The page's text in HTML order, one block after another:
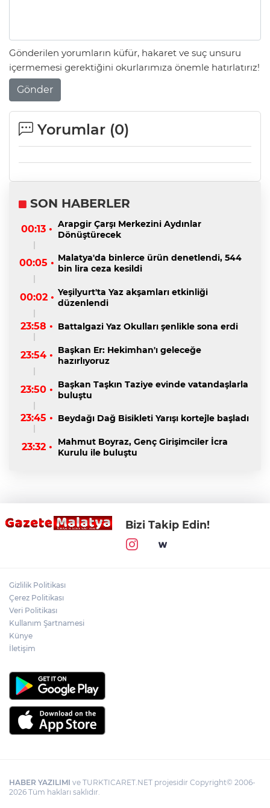
Gönderilen yorumların küfür, hakaret ve suç unsuru
içermemesi gerektiğini okurlarımıza önemle hatırlatırız!
Gönder
Yorumlar (0)
SON HABERLER
00:13 • Arapgir Çarşı Merkezini Aydınlar
Dönüştürecek
00:05 • Malatya'da binlerce ürün denetlendi, 544
bin lira ceza kesildi
00:02 • Yeşilyurt'ta Yaz akşamları etkinliği
düzenlendi
23:58 • Battalgazi Yaz Okulları şenlikle sona erdi
23:54 • Başkan Er: Hekimhan'ı geleceğe
hazırlıyoruz
23:50 • Başkan Taşkın Taziye evinde vatandaşlarla
buluştu
23:45 • Beydağı Dağ Bisikleti Yarışı kortejle başladı
23:32 •
Mahmut Boyraz, Genç Girişimciler İcra
Kurulu ile buluştu
Bizi Takip Edin!
Gizlilik Politikası
Çerez Politikası
Veri Politikası
Kullanım Şartnamesi
Künye
İletişim
HABER YAZILIMI ve TURKTICARET.NET projesidir Copyright© 2006-
2026 Tüm hakları saklıdır.